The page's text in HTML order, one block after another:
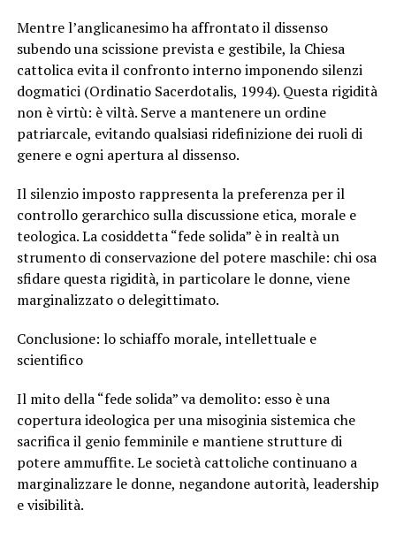
Mentre l’anglicanesimo ha affrontato il dissenso
subendo una scissione prevista e gestibile, la Chiesa
cattolica evita il confronto interno imponendo silenzi
dogmatici (Ordinatio Sacerdotalis, 1994). Questa rigidità
non è virtù: è viltà. Serve a mantenere un ordine
patriarcale, evitando qualsiasi ridefinizione dei ruoli di
genere e ogni apertura al dissenso.
Il silenzio imposto rappresenta la preferenza per il
controllo gerarchico sulla discussione etica, morale e
teologica. La cosiddetta “fede solida” è in realtà un
strumento di conservazione del potere maschile: chi osa
sfidare questa rigidità, in particolare le donne, viene
marginalizzato o delegittimato.
Conclusione: lo schiaffo morale, intellettuale e
scientifico
Il mito della “fede solida” va demolito: esso è una
copertura ideologica per una misoginia sistemica che
sacrifica il genio femminile e mantiene strutture di
potere ammuffite. Le società cattoliche continuano a
marginalizzare le donne, negandone autorità, leadership
e visibilità.